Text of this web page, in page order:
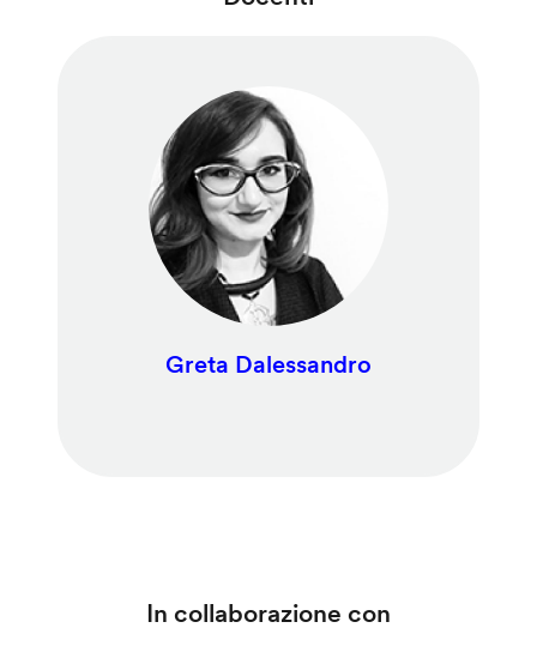
Greta Dalessandro
In collaborazione con